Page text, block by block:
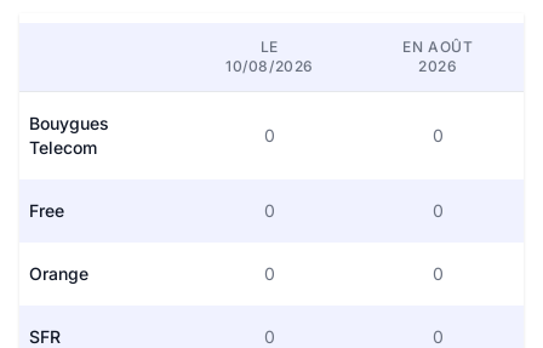
LE
10/08/2026
EN AOÛT
2026
Bouygues
Telecom
0 0
Free 0 0
Orange 0 0
SFR 0 0